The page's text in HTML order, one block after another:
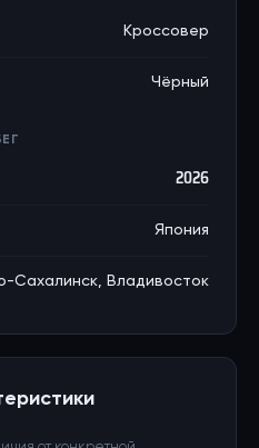
Кроссовер
Чёрный
2026
Япония
Сахалинск, Владивосток